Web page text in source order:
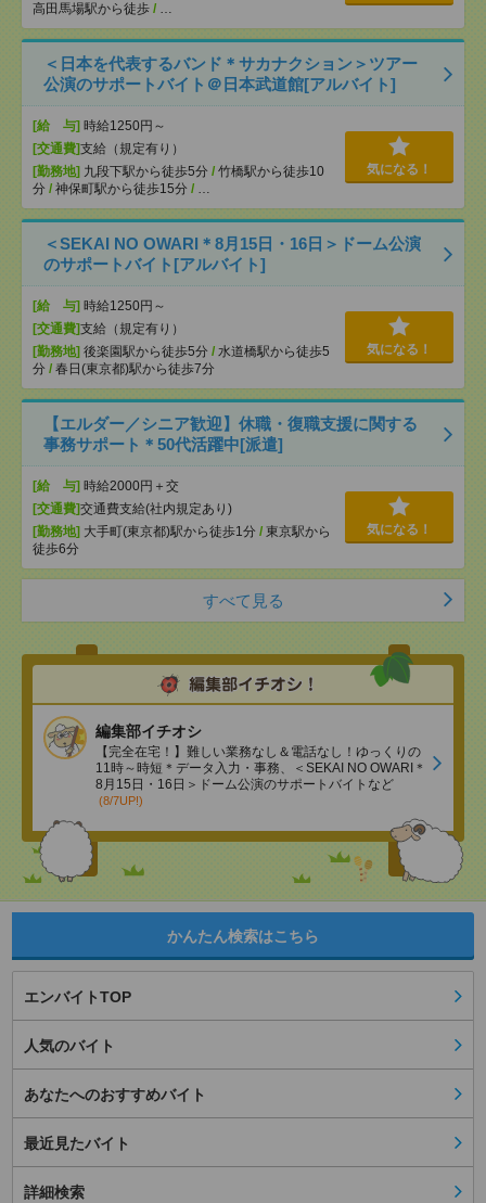
高田馬場駅から徒歩 / …
＜日本を代表するバンド＊サカナクション＞ツアー
公演のサポートバイト＠日本武道館[アルバイト]
[給 与] 時給1250円～
[交通費]支給（規定有り）
[勤務地] 九段下駅から徒歩5分 / 竹橋駅から徒歩10
分 / 神保町駅から徒歩15分 / …
気になる！
＜SEKAI NO OWARI＊8月15日・16日＞ドーム公演
のサポートバイト[アルバイト]
[給 与] 時給1250円～
[交通費]支給（規定有り）
[勤務地] 後楽園駅から徒歩5分 / 水道橋駅から徒歩5
分 / 春日(東京都)駅から徒歩7分
気になる！
【エルダー／シニア歓迎】休職・復職支援に関する
事務サポート＊50代活躍中[派遣]
[給 与] 時給2000円＋交
[交通費]交通費支給(社内規定あり)
[勤務地] 大手町(東京都)駅から徒歩1分 / 東京駅から
徒歩6分
気になる！
すべて見る
編集部イチオシ
【完全在宅！】難しい業務なし＆電話なし！ゆっくりの
11時～時短＊データ入力・事務、＜SEKAI NO OWARI＊
8月15日・16日＞ドーム公演のサポートバイトなど
(8/7UP!)
かんたん検索はこちら
エンバイトTOP
人気のバイト
あなたへのおすすめバイト
最近見たバイト
詳細検索